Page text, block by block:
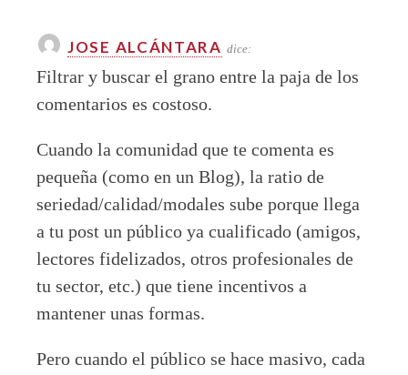
JOSE ALCÁNTARA dice:
Filtrar y buscar el grano entre la paja de los
comentarios es costoso.
Cuando la comunidad que te comenta es
pequeña (como en un Blog), la ratio de
seriedad/calidad/modales sube porque llega
a tu post un público ya cualificado (amigos,
lectores fidelizados, otros profesionales de
tu sector, etc.) que tiene incentivos a
mantener unas formas.
Pero cuando el público se hace masivo, cada